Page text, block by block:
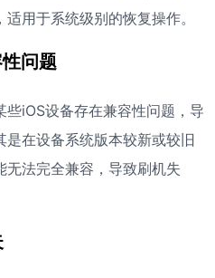
用于系统级别的恢复操作。
问题
iOS设备存在兼容性问题，导
在设备系统版本较新或较旧
无法完全兼容，导致刷机失